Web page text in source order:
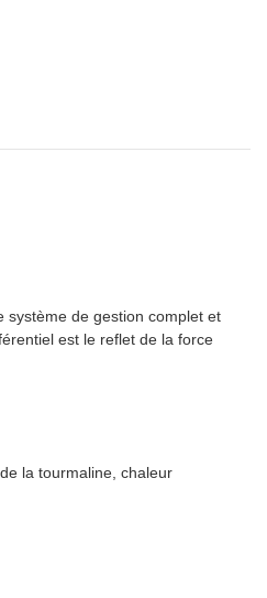
système de gestion complet et
est le reflet de la force
la tourmaline, chaleur